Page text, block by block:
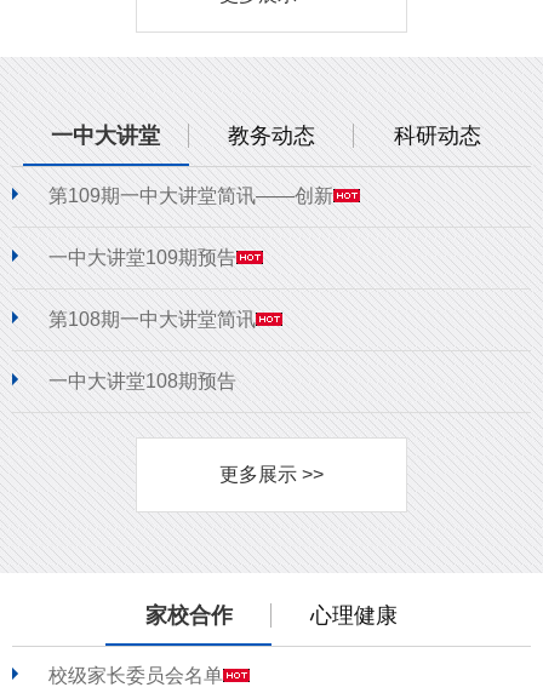
一中大讲堂 教务动态 科研动态
第109期一中大讲堂简讯——创新
一中大讲堂109期预告
第108期一中大讲堂简讯
一中大讲堂108期预告
更多展示 >>
家校合作 心理健康
校级家长委员会名单